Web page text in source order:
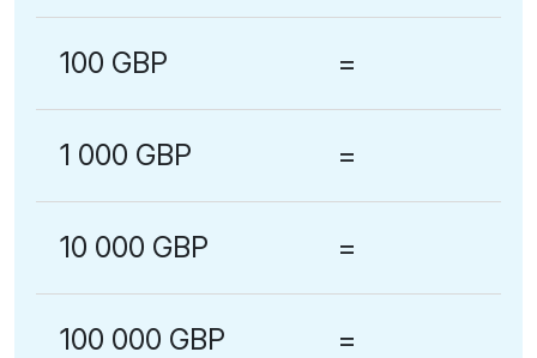
100 GBP =
1 000 GBP =
10 000 GBP =
100 000 GBP =